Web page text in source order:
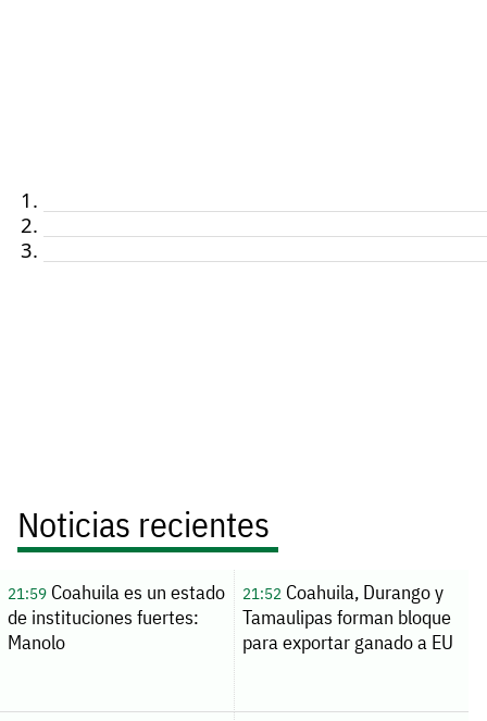
Noticias recientes
21:59Coahuila es un estado
de instituciones fuertes:
Manolo
21:52Coahuila, Durango y
Tamaulipas forman bloque
para exportar ganado a EU